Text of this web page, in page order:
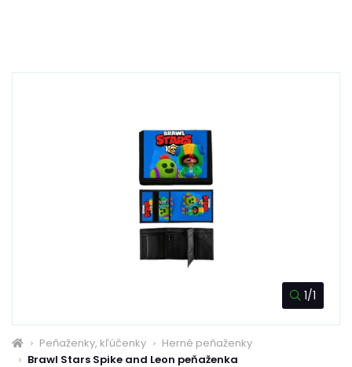
1/1
Peňaženky, kľúčenky
Herné peňaženky
Brawl Stars Spike and Leon peňaženka